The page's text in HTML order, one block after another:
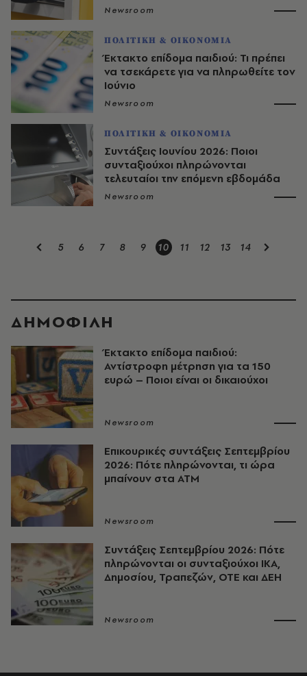
Newsroom
ΠΟΛΙΤΙΚΗ & ΟΙΚΟΝΟΜΙΑ
Έκτακτο επίδομα παιδιού: Τι πρέπει
να τσεκάρετε για να πληρωθείτε τον
Ιούνιο
Newsroom
ΠΟΛΙΤΙΚΗ & ΟΙΚΟΝΟΜΙΑ
Συντάξεις Ιουνίου 2026: Ποιοι
συνταξιούχοι πληρώνονται
τελευταίοι την επόμενη εβδομάδα
Newsroom
5 6 7 8 9 10 11 12 13 14
ΔΗΜΟΦΙΛΗ
Έκτακτο επίδομα παιδιού:
Αντίστροφη μέτρηση για τα 150
ευρώ – Ποιοι είναι οι δικαιούχοι
Newsroom
Επικουρικές συντάξεις Σεπτεμβρίου
2026: Πότε πληρώνονται, τι ώρα
μπαίνουν στα ΑΤΜ
Newsroom
Συντάξεις Σεπτεμβρίου 2026: Πότε
πληρώνονται οι συνταξιούχοι ΙΚΑ,
Δημοσίου, Τραπεζών, ΟΤΕ και ΔΕΗ
Newsroom